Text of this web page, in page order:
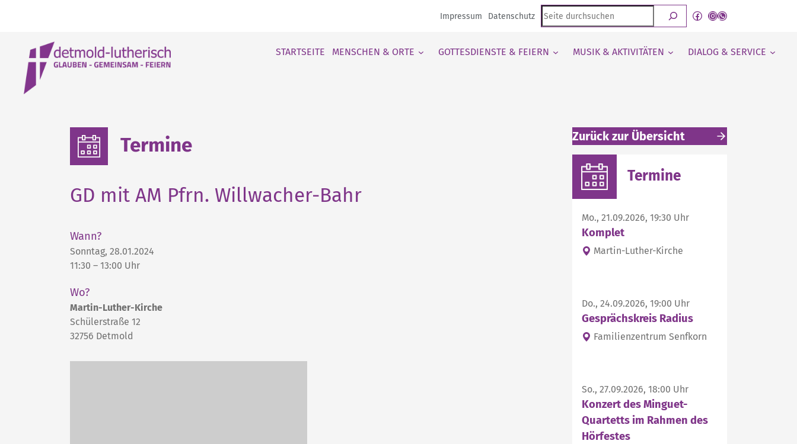
Impressum Datenschutz
Seite
durchsuchen
Facebook
Instagram
WhatsApp Kanal von detmold-lutherisch
STARTSEITE MENSCHEN & ORTE GOTTESDIENSTE & FEIERN MUSIK & AKTIVITÄTEN DIALOG & SERVICE
Termine
GD mit AM Pfrn. Willwacher-Bahr
Wann?
Sonntag, 28.01.2024
11:30 – 13:00 Uhr
Wo?
Martin-Luther-Kirche
Schülerstraße 12
32756 Detmold
Zurück zur Übersicht
Weitere interessante Inhalte
Termine
Mo., 21.09.2026, 19:30 Uhr
Komplet
Martin-Luther-Kirche
Do., 24.09.2026, 19:00 Uhr
Gesprächskreis Radius
Familienzentrum Senfkorn
So., 27.09.2026, 18:00 Uhr
Konzert des Minguet-
Quartetts im Rahmen des
Hörfestes